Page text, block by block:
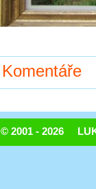
Komentáře
© 2001 - 2026